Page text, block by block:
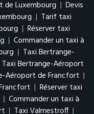
de Luxembourg | Devis
| Tarif taxi
| Réserver taxi
| Commander un taxi à
| Taxi Bertrange-
Bertrange-Aéroport
Aéroport de Francfort |
| Réserver taxi
| Commander un taxi à
| Taxi Valmestroff |